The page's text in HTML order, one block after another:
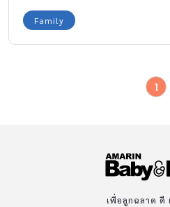
Family
1
เพื่อลูกฉลาด ดี